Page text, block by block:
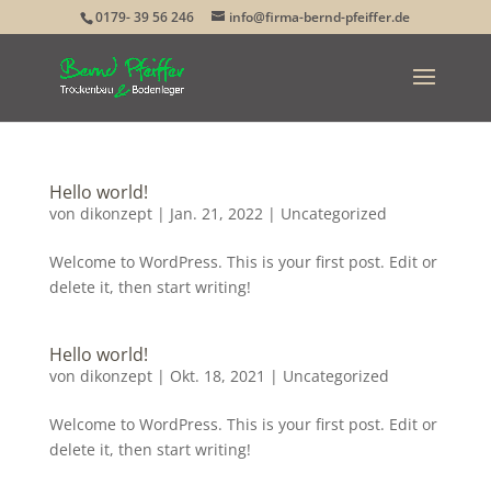
0179- 39 56 246 info@firma-bernd-pfeiffer.de
Hello world!
von dikonzept| Jan. 21, 2022| Uncategorized
Welcome to WordPress. This is your first post. Edit or
delete it, then start writing!
Hello world!
von dikonzept| Okt. 18, 2021 | Uncategorized
Welcome to WordPress. This is your first post. Edit or
delete it, then start writing!